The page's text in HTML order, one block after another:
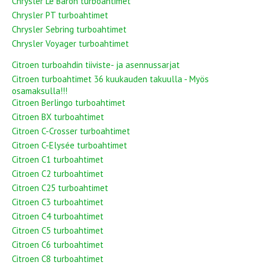
Chrysler PT turboahtimet
Chrysler Sebring turboahtimet
Chrysler Voyager turboahtimet
Citroen turboahdin tiiviste- ja asennussarjat
Citroen turboahtimet 36 kuukauden takuulla - Myös
osamaksulla!!!
Citroen Berlingo turboahtimet
Citroen BX turboahtimet
Citroen C-Crosser turboahtimet
Citroen C-Elysée turboahtimet
Citroen C1 turboahtimet
Citroen C2 turboahtimet
Citroen C25 turboahtimet
Citroen C3 turboahtimet
Citroen C4 turboahtimet
Citroen C5 turboahtimet
Citroen C6 turboahtimet
Citroen C8 turboahtimet